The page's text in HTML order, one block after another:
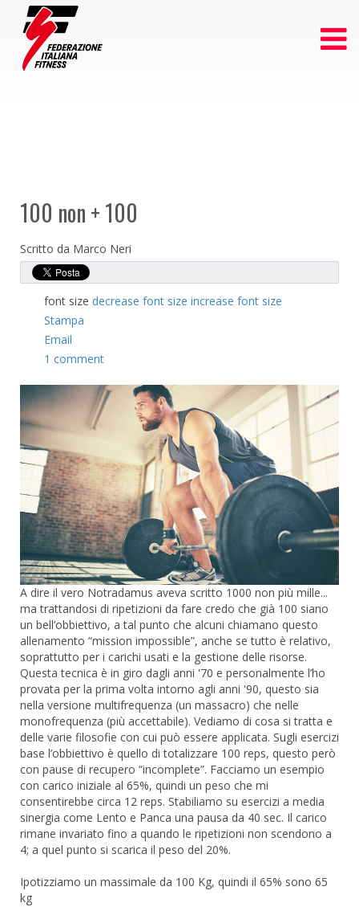
100 non + 100
Scritto da Marco Neri
font size decrease font size increase font size
Stampa
Email
1 comment
A dire il vero Notradamus aveva scritto 1000 non più mille...
ma trattandosi di ripetizioni da fare credo che già 100 siano
un bell’obbiettivo, a tal punto che alcuni chiamano questo
allenamento “mission impossible”, anche se tutto è relativo,
soprattutto per i carichi usati e la gestione delle risorse.
Questa tecnica è in giro dagli anni '70 e personalmente l’ho
provata per la prima volta intorno agli anni '90, questo sia
nella versione multifrequenza (un massacro) che nelle
monofrequenza (più accettabile). Vediamo di cosa si tratta e
delle varie filosofie con cui può essere applicata. Sugli esercizi
base l’obbiettivo è quello di totalizzare 100 reps, questo però
con pause di recupero “incomplete”. Facciamo un esempio
con carico iniziale al 65%, quindi un peso che mi
consentirebbe circa 12 reps. Stabiliamo su esercizi a media
sinergia come Lento e Panca una pausa da 40 sec. Il carico
rimane invariato fino a quando le ripetizioni non scendono a
4; a quel punto si scarica il peso del 20%.
Ipotizziamo un massimale da 100 Kg, quindi il 65% sono 65
kg